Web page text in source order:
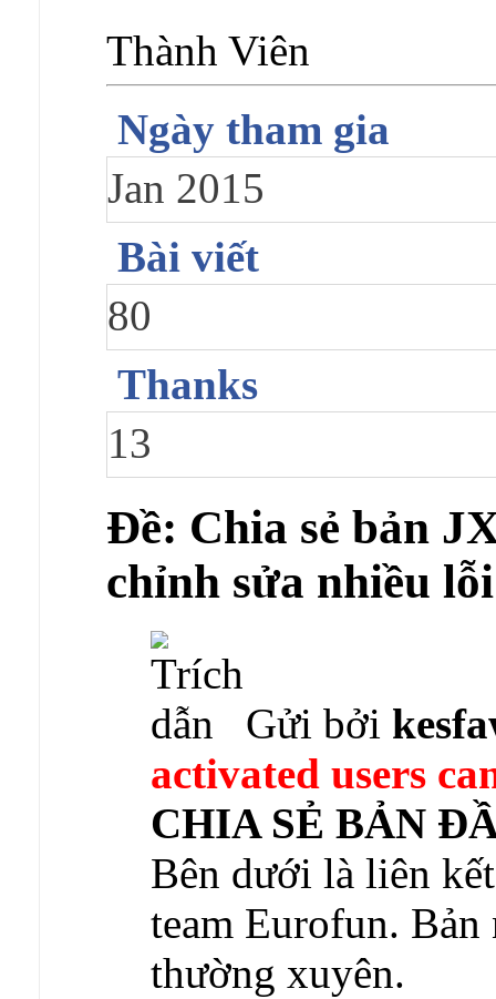
Thành Viên
Ngày tham gia
Jan 2015
Bài viết
80
Thanks
13
Ðề: Chia sẻ bản
chỉnh sửa nhiều
Gửi bởi
activated users
CHIA SẺ BẢN
Bên dưới là liên
team Eurofun. Bản
thường xuyên.